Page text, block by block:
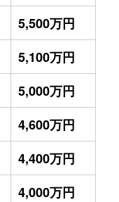
5,500万円
5,100万円
5,000万円
4,600万円
4,400万円
4,000万円